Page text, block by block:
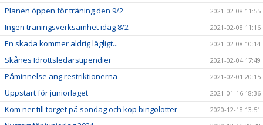
Planen öppen för träning den 9/2 2021-02-08 11:55
Ingen träningsverksamhet idag 8/2 2021-02-08 11:16
En skada kommer aldrig lägligt... 2021-02-08 10:14
Skånes Idrottsledarstipendier 2021-02-04 17:49
Påminnelse ang restriktionerna 2021-02-01 20:15
Uppstart för juniorlaget 2021-01-16 18:36
Kom ner till torget på söndag och köp bingolotter 2020-12-18 13:51